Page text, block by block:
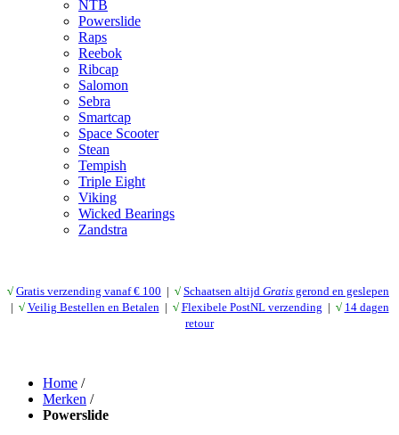
NTB
Powerslide
Raps
Reebok
Ribcap
Salomon
Sebra
Smartcap
Space Scooter
Stean
Tempish
Triple Eight
Viking
Wicked Bearings
Zandstra
√ Gratis verzending vanaf € 100 | √ Schaatsen altijd Gratis gerond en geslepen
| √ Veilig Bestellen en Betalen | √ Flexibele PostNL verzending | √ 14 dagen
retour
Home /
Merken /
Powerslide